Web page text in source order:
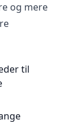
og mere
til